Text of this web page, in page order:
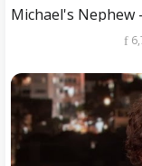
Michael's Nephew